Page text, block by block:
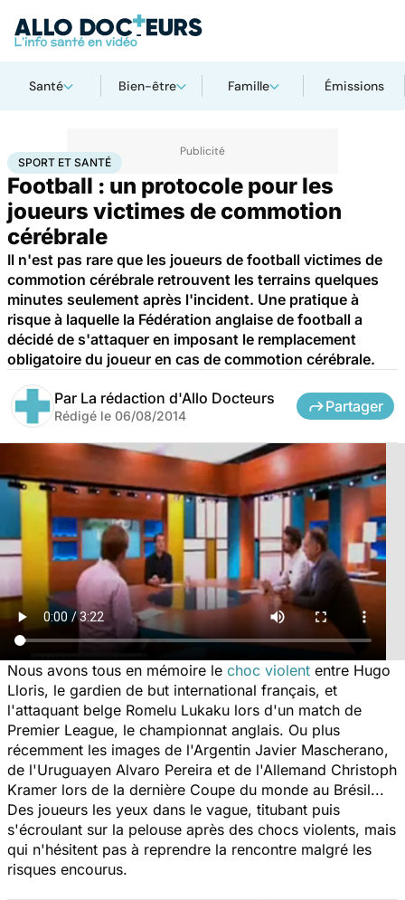
Santé Bien-être Famille Émissions
AccueilBien-êtreSport santé Sport et santé
SPORT ET SANTÉ
Football : un protocole pour les
joueurs victimes de commotion
cérébrale
Il n'est pas rare que les joueurs de football victimes de
commotion cérébrale retrouvent les terrains quelques
minutes seulement après l'incident. Une pratique à
risque à laquelle la Fédération anglaise de football a
décidé de s'attaquer en imposant le remplacement
obligatoire du joueur en cas de commotion cérébrale.
Par La rédaction d'Allo Docteurs
Rédigé le 06/08/2014
Partager
Nous avons tous en mémoire le choc violent entre Hugo
Lloris, le gardien de but international français, et
l'attaquant belge Romelu Lukaku lors d'un match de
Premier League, le championnat anglais. Ou plus
récemment les images de l'Argentin Javier Mascherano,
de l'Uruguayen Alvaro Pereira et de l'Allemand Christoph
Kramer lors de la dernière Coupe du monde au Brésil...
Des joueurs les yeux dans le vague, titubant puis
s'écroulant sur la pelouse après des chocs violents, mais
qui n'hésitent pas à reprendre la rencontre malgré les
risques encourus.